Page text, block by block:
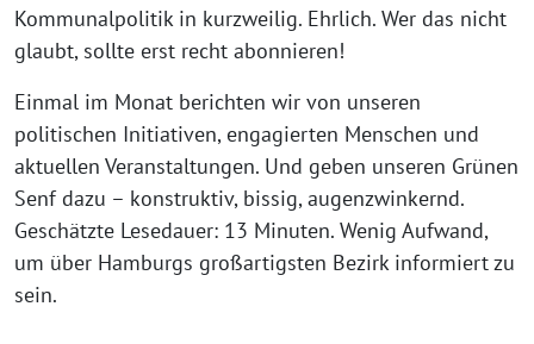
Kommunalpolitik in kurzweilig. Ehrlich. Wer das nicht
glaubt, sollte erst recht abonnieren!
Einmal im Monat berichten wir von unseren
politischen Initiativen, engagierten Menschen und
aktuellen Veranstaltungen. Und geben unseren Grünen
Senf dazu – konstruktiv, bissig, augenzwinkernd.
Geschätzte Lesedauer: 13 Minuten. Wenig Aufwand,
um über Hamburgs großartigsten Bezirk informiert zu
sein.